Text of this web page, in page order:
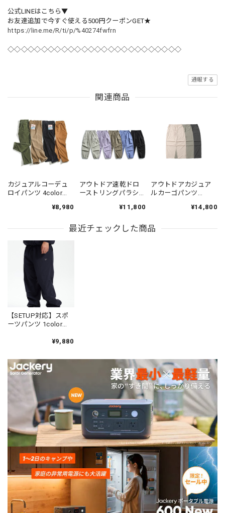
公式LINEはこちら▼
お友達追加で今すぐ使える500円クーポンGET★
https://line.me/R/ti/p/%40274fwfrn
◇◇◇◇◇◇◇◇◇◇◇◇◇◇◇◇◇◇◇◇◇◇◇◇◇◇
通報する
関連商品
カジュアルコーデュ
ロイパンツ 4color
¥8,980
アウトドア速乾ドロ
ーストリングパラシ
¥11,800
アウトドアカジュア
ルカーゴパンツ
¥14,800
最近チェックした商品
【SETUP対応】スポ
ーツパンツ 1color
¥9,880